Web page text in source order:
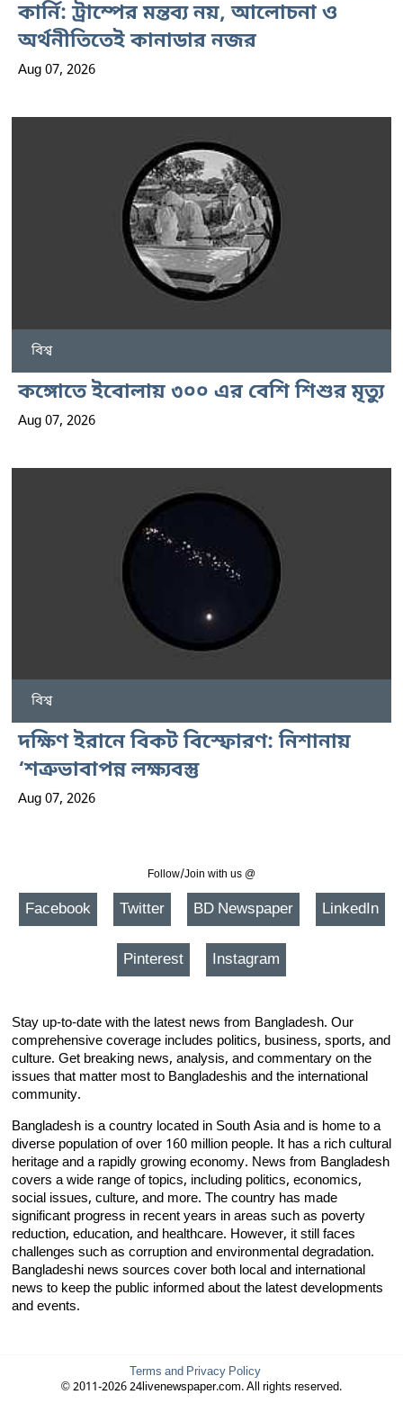
কার্নি: ট্রাম্পের মন্তব্য নয়, আলোচনা ও
অর্থনীতিতেই কানাডার নজর
Aug 07, 2026
বিশ্ব
কঙ্গোতে ইবোলায় ৩০০ এর বেশি শিশুর মৃত্যু
Aug 07, 2026
বিশ্ব
দক্ষিণ ইরানে বিকট বিস্ফোরণ: নিশানায়
‘শত্রুভাবাপন্ন লক্ষ্যবস্তু
Aug 07, 2026
Follow/Join with us @
Facebook Twitter BD Newspaper LinkedIn
Pinterest Instagram
Stay up-to-date with the latest news from Bangladesh. Our
comprehensive coverage includes politics, business, sports, and
culture. Get breaking news, analysis, and commentary on the
issues that matter most to Bangladeshis and the international
community.
Bangladesh is a country located in South Asia and is home to a
diverse population of over 160 million people. It has a rich cultural
heritage and a rapidly growing economy. News from Bangladesh
covers a wide range of topics, including politics, economics,
social issues, culture, and more. The country has made
significant progress in recent years in areas such as poverty
reduction, education, and healthcare. However, it still faces
challenges such as corruption and environmental degradation.
Bangladeshi news sources cover both local and international
news to keep the public informed about the latest developments
and events.
Terms and Privacy Policy
© 2011-2026 24livenewspaper.com. All rights reserved.